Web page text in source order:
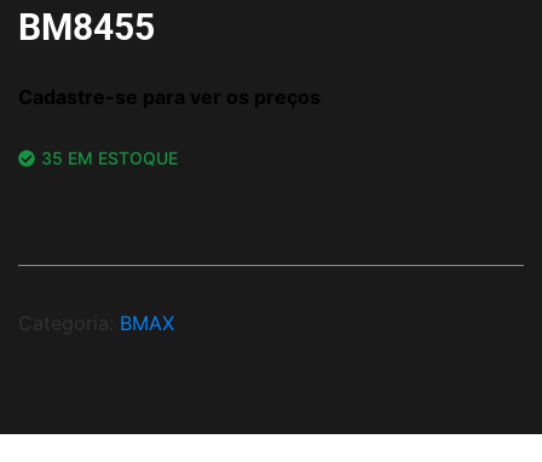
BM8455
Cadastre-se para ver os preços
35 EM ESTOQUE
Categoria: BMAX